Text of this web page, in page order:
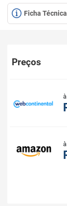
Ficha Técnica
Preços